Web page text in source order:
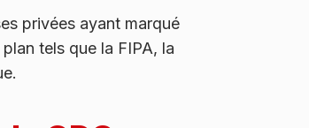
privées ayant marqué
tels que la FIPA, la